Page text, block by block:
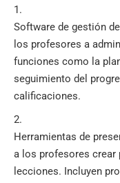
Software de gestión
los profesores a
funciones como la
seguimiento del
calificaciones.
Herramientas de
a los profesores crear
lecciones. Incluyen